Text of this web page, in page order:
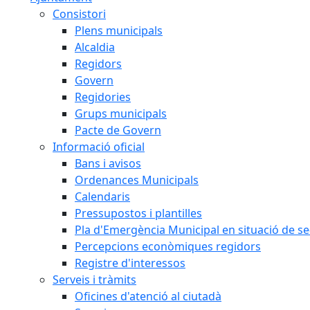
Consistori
Plens municipals
Alcaldia
Regidors
Govern
Regidories
Grups municipals
Pacte de Govern
Informació oficial
Bans i avisos
Ordenances Municipals
Calendaris
Pressupostos i plantilles
Pla d'Emergència Municipal en situació de
Percepcions econòmiques regidors
Registre d'interessos
Serveis i tràmits
Oficines d'atenció al ciutadà